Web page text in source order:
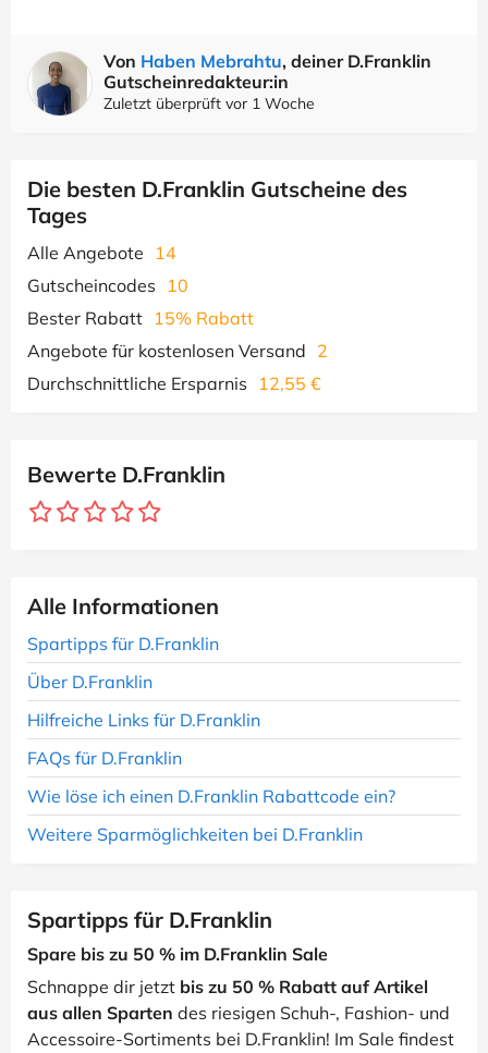
Von Haben Mebrahtu, deiner D.Franklin
Gutscheinredakteur:in
Zuletzt überprüft vor 1 Woche
Die besten D.Franklin Gutscheine des
Tages
Alle Angebote
14
Gutscheincodes
10
Bester Rabatt 15% Rabatt
Angebote für kostenlosen Versand 2
Durchschnittliche Ersparnis
12,55 €
Bewerte D.Franklin
Alle Informationen
Spartipps für D.Franklin
Über D.Franklin
Hilfreiche Links für D.Franklin
FAQs für D.Franklin
Wie löse ich einen D.Franklin Rabattcode ein?
Weitere Sparmöglichkeiten bei D.Franklin
Spartipps für D.Franklin
Spare bis zu 50 % im D.Franklin Sale
Schnappe dir jetzt bis zu 50 % Rabatt auf Artikel
aus allen Sparten des riesigen Schuh-, Fashion- und
Accessoire-Sortiments bei D.Franklin! Im Sale findest